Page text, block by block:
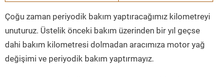
Çoğu zaman periyodik bakım yaptıracağımız kilometreyi
unuturuz. Üstelik önceki bakım üzerinden bir yıl geçse
dahi bakım kilometresi dolmadan aracımıza motor yağ
değişimi ve periyodik bakım yaptırmayız.